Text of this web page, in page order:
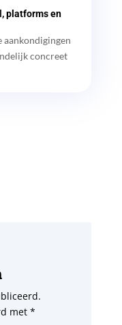
platforms en
aankondigingen
concreet
met *